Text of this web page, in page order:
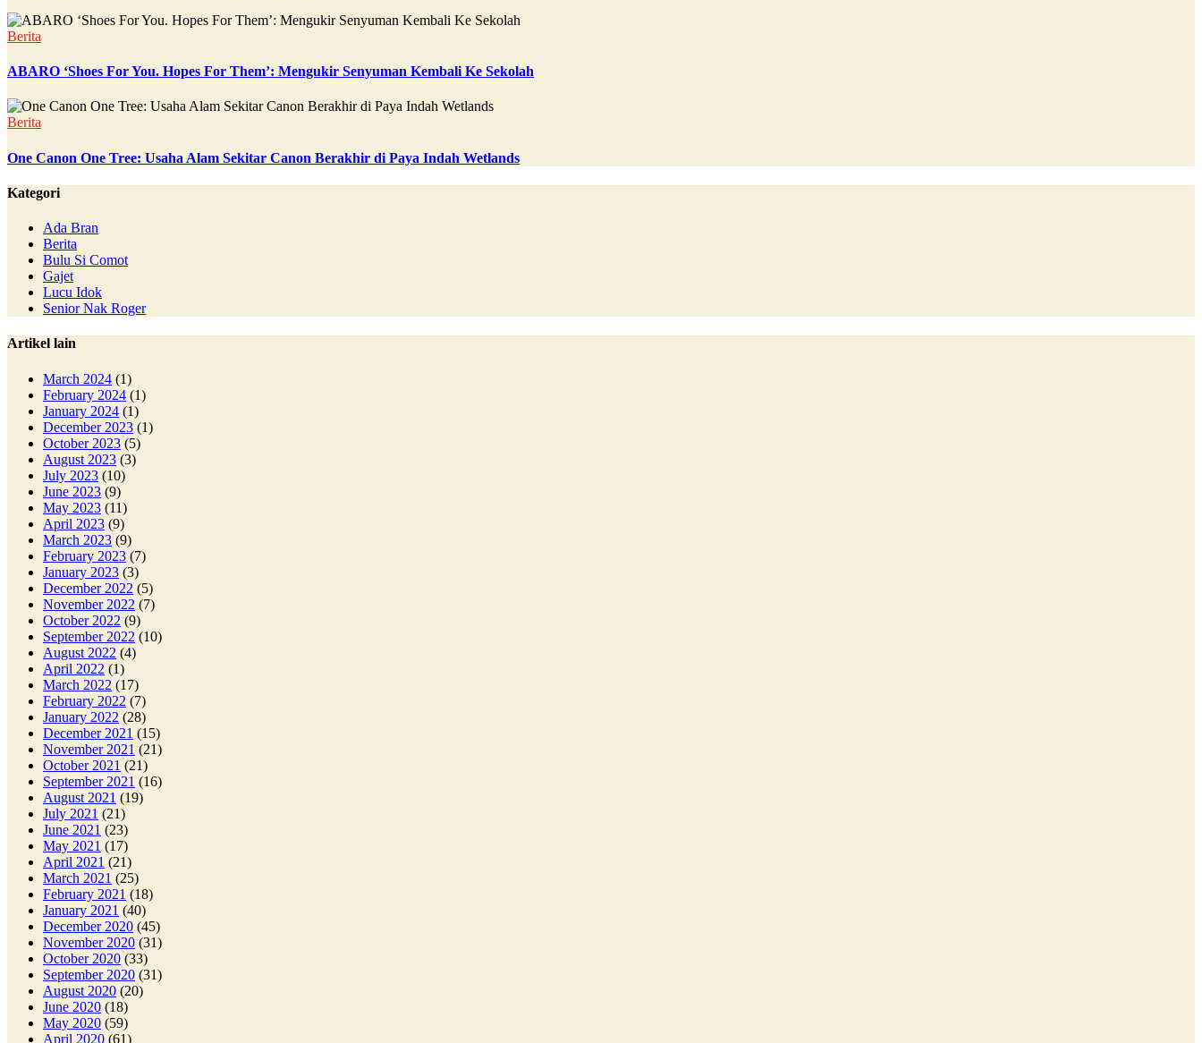
Berita
ABARO ‘Shoes For You. Hopes For Them’: Mengukir Senyuman Kembali Ke Sekolah
Berita
One Canon One Tree: Usaha Alam Sekitar Canon Berakhir di Paya Indah Wetlands
Kategori
Ada Bran
Berita
Bulu Si Comot
Gajet
Lucu Idok
Senior Nak Roger
Artikel lain
March 2024 (1)
February 2024 (1)
January 2024 (1)
December 2023 (1)
October 2023 (5)
August 2023 (3)
July 2023 (10)
June 2023 (9)
May 2023 (11)
April 2023 (9)
March 2023 (9)
February 2023 (7)
January 2023 (3)
December 2022 (5)
November 2022 (7)
October 2022 (9)
September 2022 (10)
August 2022 (4)
April 2022 (1)
March 2022 (17)
February 2022 (7)
January 2022 (28)
December 2021 (15)
November 2021 (21)
October 2021 (21)
September 2021 (16)
August 2021 (19)
July 2021 (21)
June 2021 (23)
May 2021 (17)
April 2021 (21)
March 2021 (25)
February 2021 (18)
January 2021 (40)
December 2020 (45)
November 2020 (31)
October 2020 (33)
September 2020 (31)
August 2020 (20)
June 2020 (18)
May 2020 (59)
April 2020 (61)